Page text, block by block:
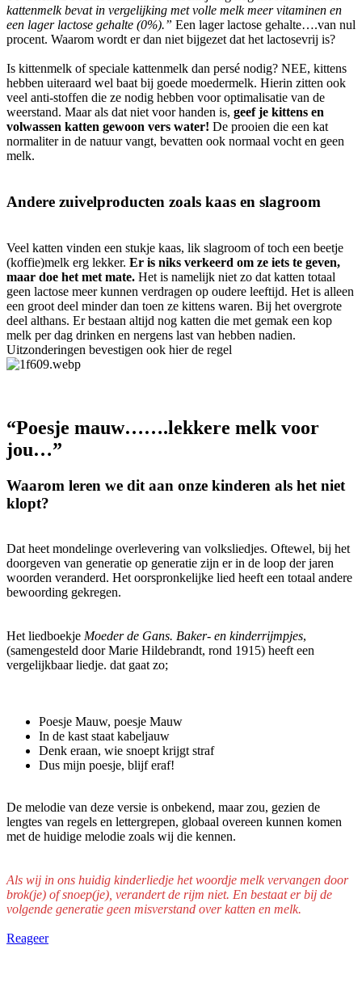
kattenmelk bevat in vergelijking met volle melk meer vitaminen en
een lager lactose gehalte (0%).” Een lager lactose gehalte….van nul
procent. Waarom wordt er dan niet bijgezet dat het lactosevrij is?
Is kittenmelk of speciale kattenmelk dan persé nodig? NEE, kittens
hebben uiteraard wel baat bij goede moedermelk. Hierin zitten ook
veel anti-stoffen die ze nodig hebben voor optimalisatie van de
weerstand. Maar als dat niet voor handen is, geef je kittens en
volwassen katten gewoon vers water! De prooien die een kat
normaliter in de natuur vangt, bevatten ook normaal vocht en geen
melk.
Andere zuivelproducten zoals kaas en slagroom
Veel katten vinden een stukje kaas, lik slagroom of toch een beetje
(koffie)melk erg lekker. Er is niks verkeerd om ze iets te geven,
maar doe het met mate. Het is namelijk niet zo dat katten totaal
geen lactose meer kunnen verdragen op oudere leeftijd. Het is alleen
een groot deel minder dan toen ze kittens waren. Bij het overgrote
deel althans. Er bestaan altijd nog katten die met gemak een kop
melk per dag drinken en nergens last van hebben nadien.
Uitzonderingen bevestigen ook hier de regel
“Poesje mauw…….lekkere melk voor
jou…”
Waarom leren we dit aan onze kinderen als het niet
klopt?
Dat heet mondelinge overlevering van volksliedjes. Oftewel, bij het
doorgeven van generatie op generatie zijn er in de loop der jaren
woorden veranderd. Het oorspronkelijke lied heeft een totaal andere
bewoording gekregen.
Het liedboekje Moeder de Gans. Baker- en kinderrijmpjes,
(samengesteld door Marie Hildebrandt, rond 1915) heeft een
vergelijkbaar liedje. dat gaat zo;
Poesje Mauw, poesje Mauw
In de kast staat kabeljauw
Denk eraan, wie snoept krijgt straf
Dus mijn poesje, blijf eraf!
De melodie van deze versie is onbekend, maar zou, gezien de
lengtes van regels en lettergrepen, globaal overeen kunnen komen
met de huidige melodie zoals wij die kennen.
Als wij in ons huidig kinderliedje het woordje melk vervangen door
brok(je) of snoep(je), verandert de rijm niet. En bestaat er bij de
volgende generatie geen misverstand over katten en melk.
Reageer